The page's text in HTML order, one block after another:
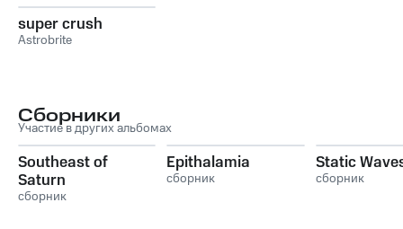
super crush
Astrobrite
Сборники
Участие в других альбомах
Southeast of
Saturn
сборник
Epithalamia
сборник
Static
сборник